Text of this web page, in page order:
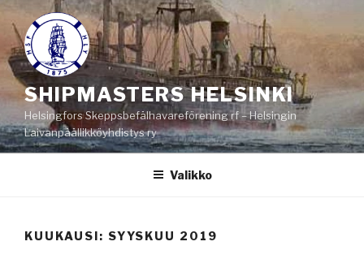
Siirry
sisältöön
SHIPMASTERS HELSINKI
Helsingfors Skeppsbefälhavareförening rf – Helsingin
Laivanpäällikköyhdistys ry
Valikko
KUUKAUSI: SYYSKUU 2019